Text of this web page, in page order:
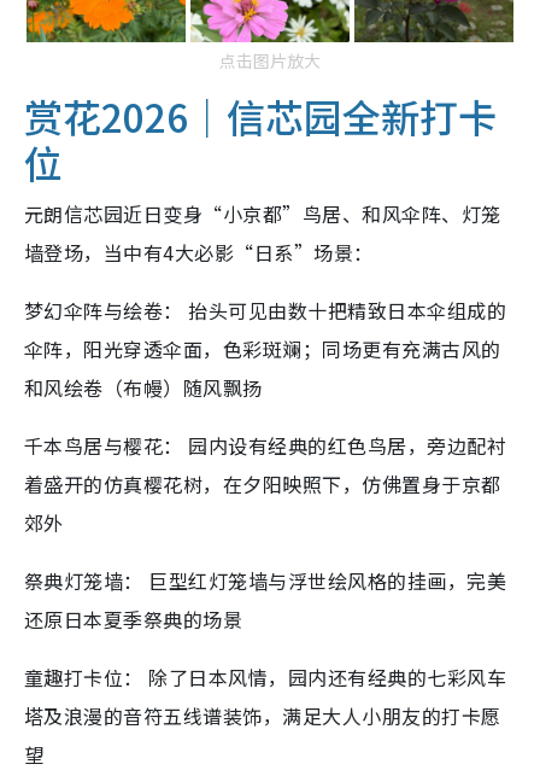
点击图片放大
赏花2026｜信芯园全新打卡
位
元朗信芯园近日变身“小京都”鸟居、和风伞阵、灯笼
墙登场，当中有4大必影“日系”场景：
梦幻伞阵与绘卷： 抬头可见由数十把精致日本伞组成的
伞阵，阳光穿透伞面，色彩斑斓；同场更有充满古风的
和风绘卷（布幔）随风飘扬
千本鸟居与樱花： 园内设有经典的红色鸟居，旁边配衬
着盛开的仿真樱花树，在夕阳映照下，仿佛置身于京都
郊外
祭典灯笼墙： 巨型红灯笼墙与浮世绘风格的挂画，完美
还原日本夏季祭典的场景
童趣打卡位： 除了日本风情，园内还有经典的七彩风车
塔及浪漫的音符五线谱装饰，满足大人小朋友的打卡愿
望